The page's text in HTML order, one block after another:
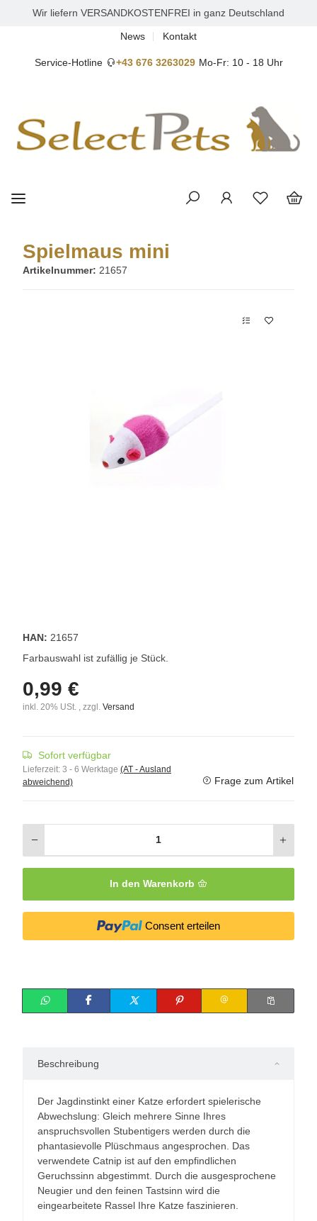
Wir liefern VERSANDKOSTENFREI in ganz Deutschland
News Kontakt
Service-Hotline +43 676 3263029 Mo-Fr: 10 - 18 Uhr
Spielmaus mini
Artikelnummer: 21657
HAN: 21657
Farbauswahl ist zufällig je Stück.
0,99 €
inkl. 20% USt. , zzgl. Versand
Sofort verfügbar
Lieferzeit: 3 - 6 Werktage (AT - Ausland
abweichend)
Frage zum Artikel
In den Warenkorb
Consent erteilen
Beschreibung
Der Jagdinstinkt einer Katze erfordert spielerische
Abwechslung: Gleich mehrere Sinne Ihres
anspruchsvollen Stubentigers werden durch die
phantasievolle Plüschmaus angesprochen. Das
verwendete Catnip ist auf den empfindlichen
Geruchssinn abgestimmt. Durch die ausgesprochene
Neugier und den feinen Tastsinn wird die
eingearbeitete Rassel Ihre Katze faszinieren.